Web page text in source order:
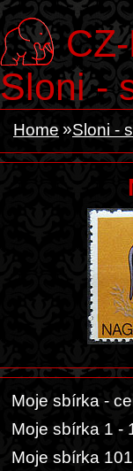
Sloni -
Home Sloni -
Moje sbírka -
Moje sbírka 1 -
Moje sbírka